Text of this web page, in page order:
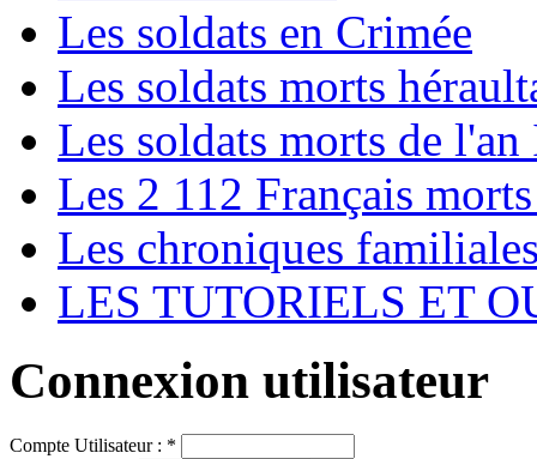
Les soldats en Crimée
Les soldats morts
Les soldats morts de
Les 2 112 Français
Les chroniques
LES TUTORIELS ET
Connexion utilisateur
Compte Utilisateur : *